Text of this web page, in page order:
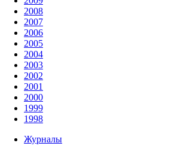
2008
2007
2006
2005
2004
2003
2002
2001
2000
1999
1998
Журналы